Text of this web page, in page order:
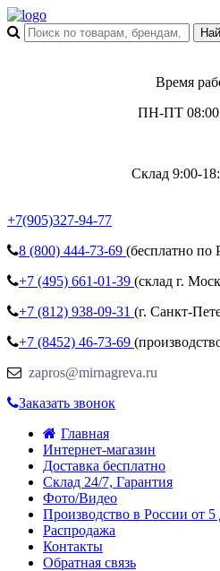
Время
ПН-ПТ 08:00
Склад 9:00-
+7(905)327-94-77
8 (800) 444-73-69 (бесплатно по
+7 (495) 661-01-39 (склад г.
+7 (812) 938-09-31 (г. Санкт-
+7 (8452) 46-73-69
zapros@mirnagreva.ru
Заказать звонок
Главная
Интернет-магазин
Доставка бесплатно
Склад 24/7, Гарантия
Фото/Видео
Производство в России от 5
Распродажа
Контакты
Обратная связь